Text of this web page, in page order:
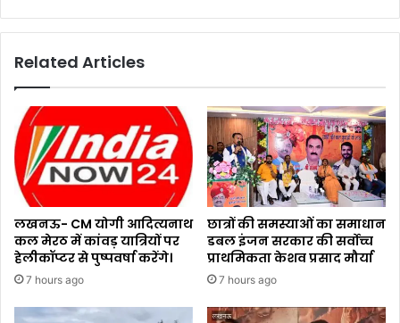
Related Articles
लखनऊ- CM योगी आदित्यनाथ
कल मेरठ में कांवड़ यात्रियों पर
हेलीकॉप्टर से पुष्पवर्षा करेंगे।
7 hours ago
छात्रों की समस्याओं का समाधान
डबल इंजन सरकार की सर्वोच्च
प्राथमिकता केशव प्रसाद मौर्या
7 hours ago